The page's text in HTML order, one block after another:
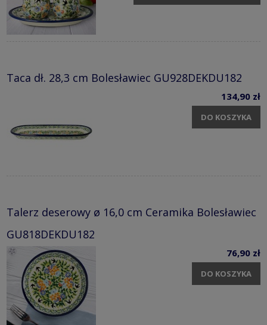
Taca dł. 28,3 cm Bolesławiec GU928DEKDU182
134,90 zł
DO KOSZYKA
Talerz deserowy ø 16,0 cm Ceramika Bolesławiec
GU818DEKDU182
76,90 zł
DO KOSZYKA